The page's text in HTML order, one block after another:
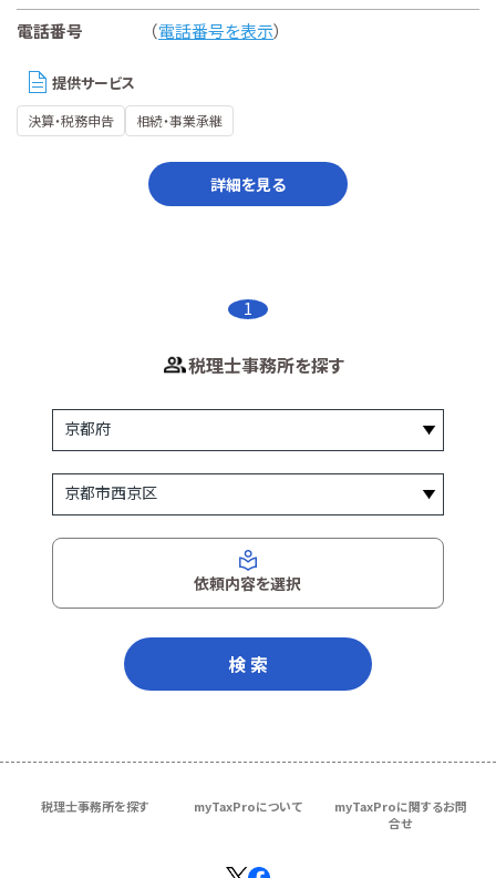
電話番号
（電話番号を表示）
提供サービス
決算・税務申告 相続・事業承継
詳細を見る
1
税理士事務所を探す
依頼内容を選択
検 索
税理士事務所を探す myTaxProについて
myTaxProに関するお問
合せ